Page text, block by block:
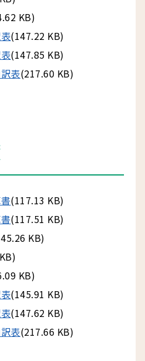
KB)
(147.22 KB)
(147.85 KB)
表(217.60 KB)
(117.13 KB)
(117.51 KB)
KB)
KB)
(145.91 KB)
(147.62 KB)
表(217.66 KB)